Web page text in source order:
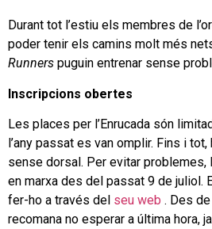
Durant tot l’estiu els membres de
poder tenir els camins molt més
Runners puguin entrenar sense
Inscripcions obertes
Les places per l’Enrucada són
l’any passat es van omplir. Fins i
sense dorsal. Per evitar
en marxa des del passat 9 de juliol.
fer-ho a través del seu web . Des
recomana no esperar a última hora,